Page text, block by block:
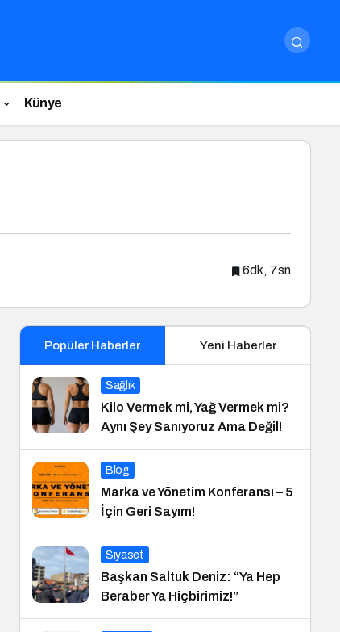
Künye
6dk, 7sn
Popüler Haberler Yeni Haberler
Sağlık
Kilo Vermek mi, Yağ Vermek mi?
Aynı Şey Sanıyoruz Ama Değil!
Blog
Marka ve Yönetim Konferansı – 5
İçin Geri Sayım!
Siyaset
Başkan Saltuk Deniz: “Ya Hep
Beraber Ya Hiçbirimiz!”